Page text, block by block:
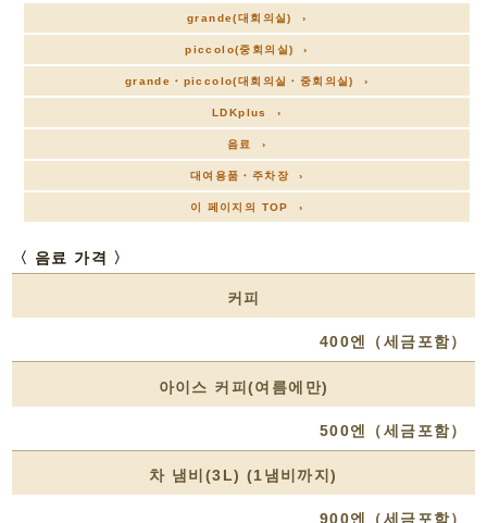
grande(대회의실) ›
piccolo(중회의실) ›
grande・piccolo(대회의실・중회의실) ›
LDKplus ›
음료 ›
대여용품・주차장 ›
이 페이지의 TOP ›
〈 음료 가격 〉
커피
400엔（세금포함）
아이스 커피(여름에만)
500엔（세금포함）
차 냄비(3L) (1냄비까지)
900엔（세금포함）